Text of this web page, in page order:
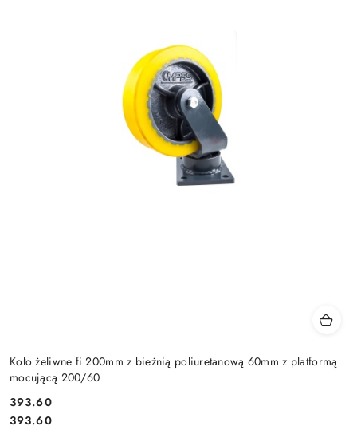
Koło żeliwne fi 200mm z bieżnią poliuretanową 60mm z platformą
mocującą 200/60
Cena:
393.60
Cena:
393.60